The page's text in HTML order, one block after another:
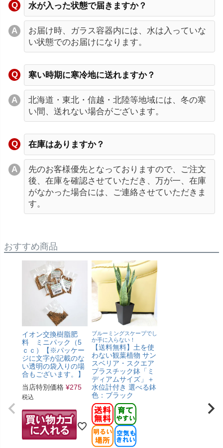
水が入った状態で届きますか？
お届け時、ガラス容器内には、水は入っていな
い状態でのお届けになります。
寒い時期に寒冷地に送れますか？
北海道・東北・信越・北陸等地域には、冬の寒
い間、送れない場合がございます。
在庫はありますか？
先のお客様優先となっておりますので、ご注文
後、在庫を確認させていただき、万が一、在庫
がなかった場合には、ご連絡させていただきま
す。
おすすめ商品
イオン交換樹脂肥
料 ミニパック（5
ｃｃ）【※パッケー
ジに文字が記載のな
い透明の袋入りの場
合もございます。】
当店特別価格 ¥275
税込
ブルーミングスケープでし
か手に入らない！
【送料無料】土を使
わない観葉植物 サン
スベリア・スクエア
プラスチック鉢「ミ
ディアムサイズ」＋
水位計付き 選べる鉢
色：ブラック